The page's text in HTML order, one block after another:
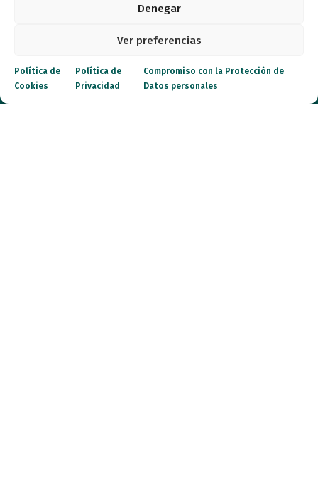
Denegar
Ver preferencias
Política de
Cookies
Política de
Privacidad
Compromiso con la Protección de
Datos personales